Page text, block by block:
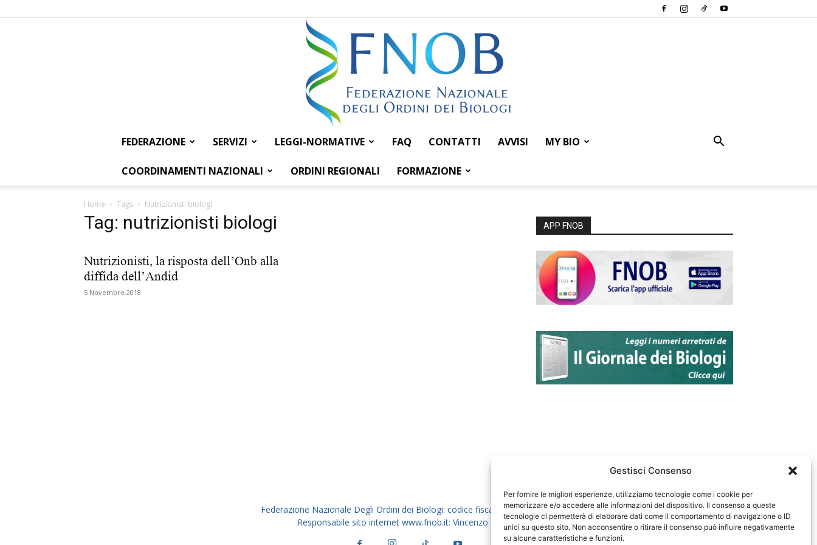
Gestisci Consenso
Per fornire le migliori esperienze, utilizziamo tecnologie come i cookie per
memorizzare e/o accedere alle informazioni del dispositivo. Il consenso a queste
tecnologie ci permetterà di elaborare dati come il comportamento di navigazione o ID
unici su questo sito. Non acconsentire o ritirare il consenso può influire negativamente
su alcune caratteristiche e funzioni.
Federazione
FEDERAZIONE SERVIZI LEGGI-NORMATIVE FAQ CONTATTI AVVISI MY BIO
COORDINAMENTI NAZIONALI ORDINI REGIONALI FORMAZIONE
Home Tags Nutrizionisti biologi
Tag: nutrizionisti biologi
Nutrizionisti, la risposta dell’Onb alla
diffida dell’Andid
5 Novembre 2018
APP FNOB
Federazione Nazionale Degli Ordini dei Biologi: codice fiscale 80069130583
Responsabile sito internet www.fnob.it: Vincenzo D'Anna